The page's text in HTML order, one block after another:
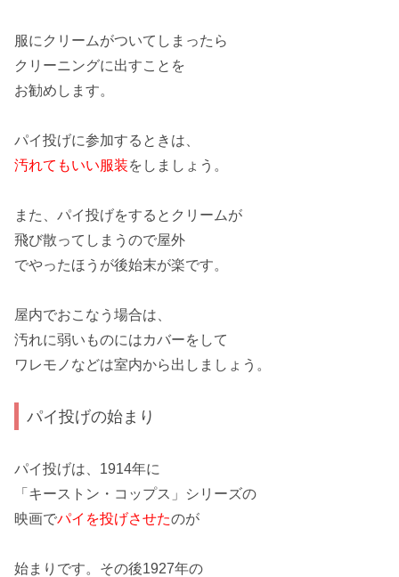
服にクリームがついてしまったら
クリーニングに出すことを
お勧めします。
パイ投げに参加するときは、
汚れてもいい服装をしましょう。
また、パイ投げをするとクリームが
飛び散ってしまうので屋外
でやったほうが後始末が楽です。
屋内でおこなう場合は、
汚れに弱いものにはカバーをして
ワレモノ などは室内から出しましょう。
パイ投げの始まり
パイ投げは、1914年に
「 キーストン・コップス 」シリーズの
映画でパイを投げさせたのが
始まりです。その後1927年の